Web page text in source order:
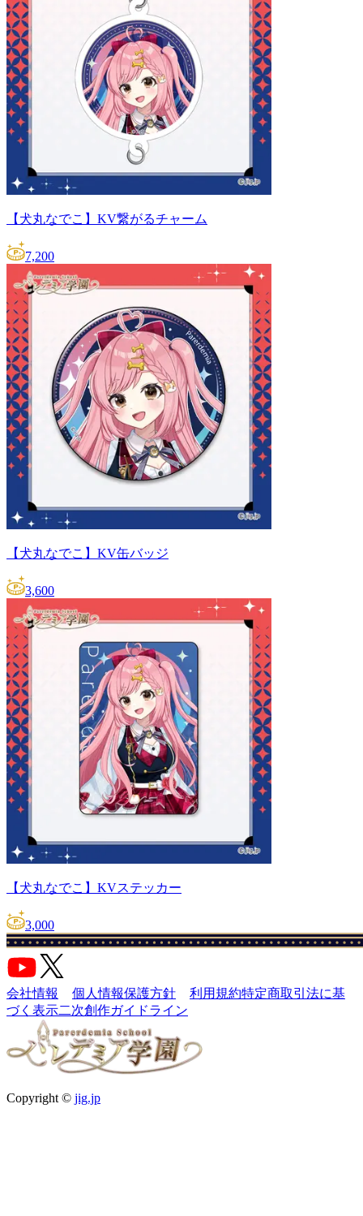
【犬丸なでこ】KV繋がるチャーム
7,200
【犬丸なでこ】KV缶バッジ
3,600
【犬丸なでこ】KVステッカー
3,000
会社情報 個人情報保護方針 利用規約特定商取引法に基
づく表示二次創作ガイドライン
Copyright © jig.jp